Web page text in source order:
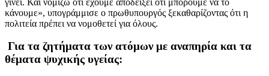
κάνουμε», υπογράμμισε ο πρωθυπουργός ξεκαθαρίζοντας ότι η
πολιτεία πρέπει να νομοθετεί για όλους.
Για τα ζητήματα των ατόμων με αναπηρία και τα
θέματα ψυχικής υγείας: